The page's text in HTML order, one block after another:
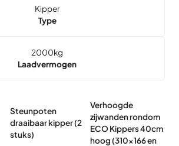
Kipper
Type
2000kg
Laadvermogen
Steunpoten
draaibaar kipper (2
stuks)
Verhoogde
zijwanden rondom
ECO Kippers 40cm
hoog (310x166 en